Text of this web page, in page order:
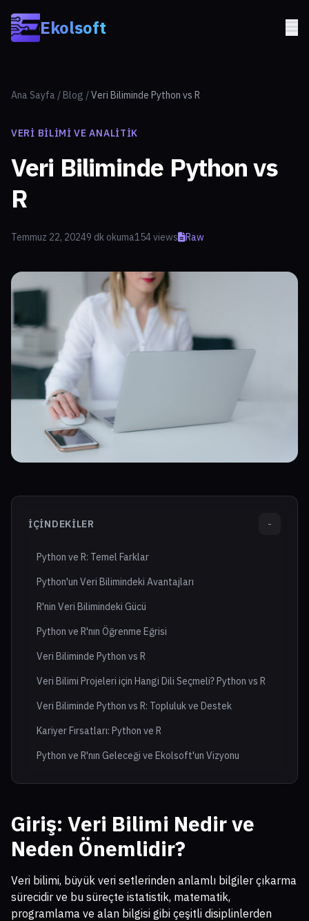
Ekolsoft
Ana Sayfa / Blog /Veri Biliminde Python vs R
VERI BILIMI VE ANALITIK
Veri Biliminde Python vs
R
Temmuz 22, 20249 dk okuma154 views Raw
İÇINDEKILER -
Python ve R: Temel Farklar
Python'un Veri Bilimindeki Avantajları
R'nin Veri Bilimindeki Gücü
Python ve R'nın Öğrenme Eğrisi
Veri Biliminde Python vs R
Veri Bilimi Projeleri için Hangi Dili Seçmeli? Python vs R
Veri Biliminde Python vs R: Topluluk ve Destek
Kariyer Fırsatları: Python ve R
Python ve R'nın Geleceği ve Ekolsoft'un Vizyonu
Giriş: Veri Bilimi Nedir ve
Neden Önemlidir?
Veri bilimi, büyük veri setlerinden anlamlı bilgiler çıkarma
sürecidir ve bu süreçte istatistik, matematik,
programlama ve alan bilgisi gibi çeşitli disiplinlerden